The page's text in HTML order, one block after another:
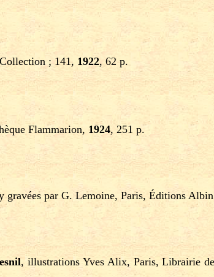
; 141, 1922, 62 p.
Flammarion, 1924, 251 p.
gravées par G. Lemoine, Paris, Éditions
, illustrations Yves Alix, Paris, Librairie